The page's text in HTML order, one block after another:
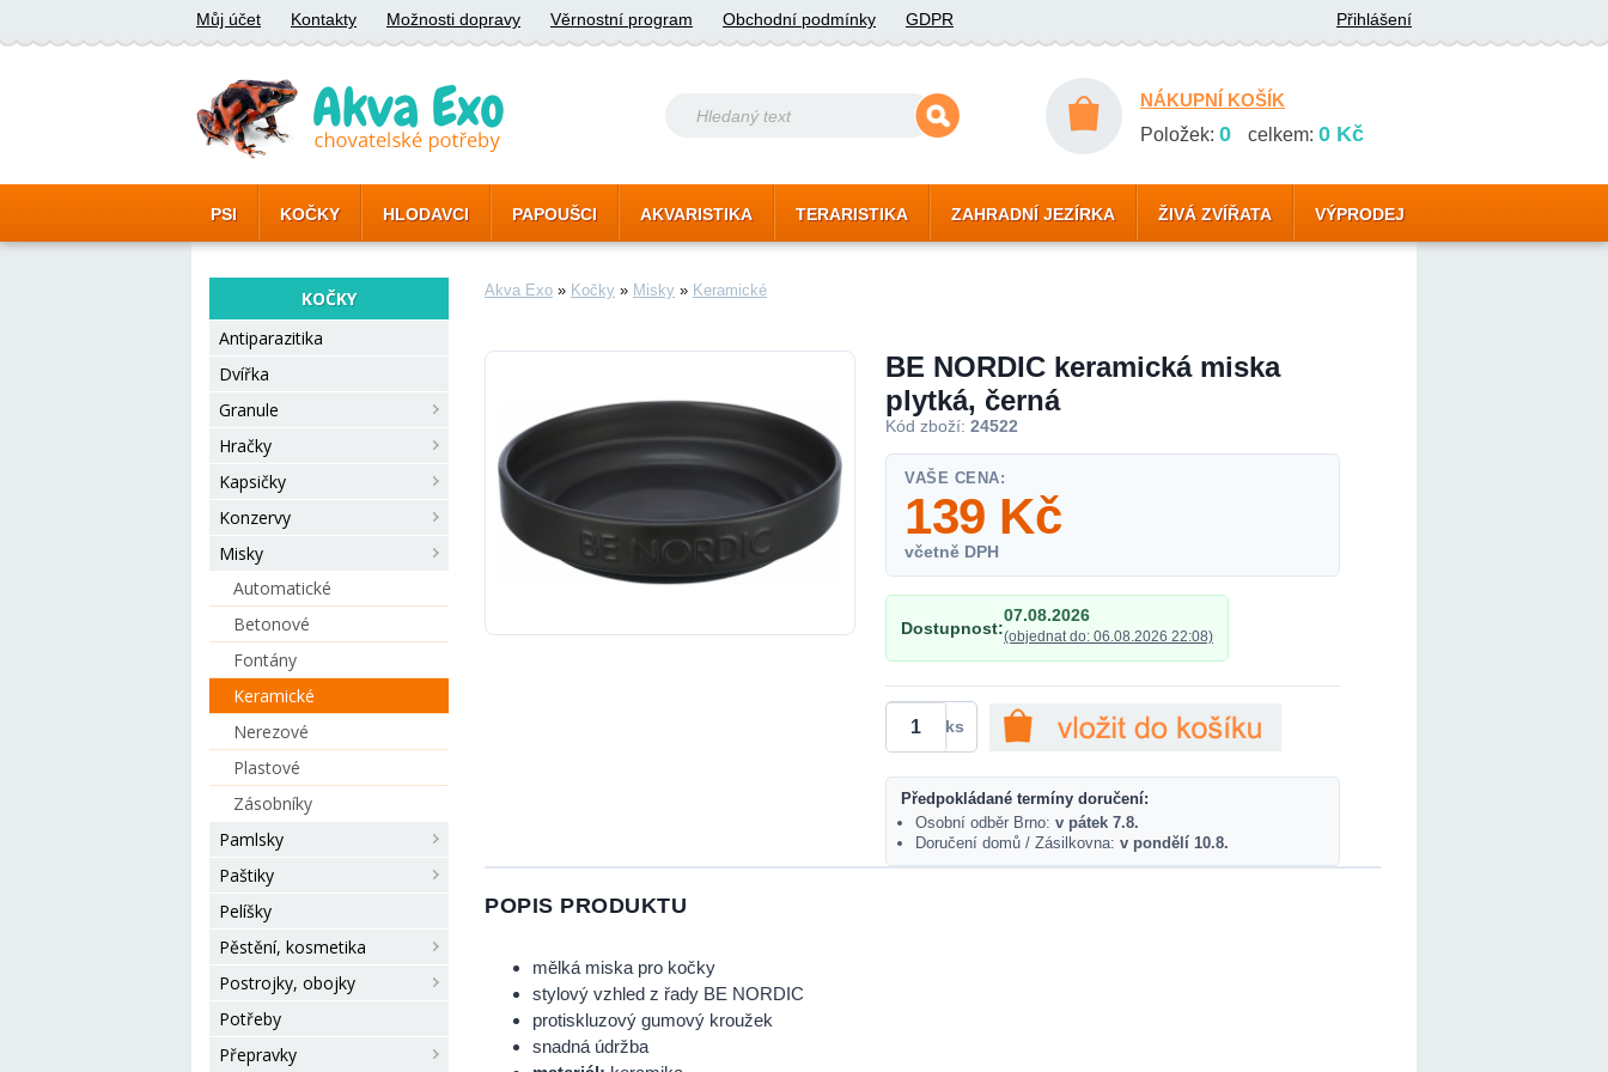
Můj účet Kontakty Možnosti dopravy Věrnostní program Obchodní podmínky GDPR Přihlášení
NÁKUPNÍ KOŠÍK
Položek: 0 celkem: 0 Kč
PSI KOČKY HLODAVCI PAPOUŠCI AKVARISTIKA TERARISTIKA ZAHRADNÍ JEZÍRKA ŽIVÁ ZVÍŘATA VÝPRODEJ
KOČKY
Antiparazitika
Dvířka
Granule
Hračky
Kapsičky
Konzervy
Misky
Automatické
Betonové
Fontány
Keramické
Nerezové
Plastové
Zásobníky
Pamlsky
Paštiky
Pelíšky
Pěstění, kosmetika
Postrojky, obojky
Potřeby
Přepravky
Akva Exo » Kočky » Misky » Keramické
BE NORDIC keramická miska
plytká, černá
Kód zboží: 24522
VAŠE CENA:
139 Kč
včetně DPH
Dostupnost:
07.08.2026
(objednat do: 06.08.2026 22:08)
ks
Předpokládané termíny doručení:
Osobní odběr Brno: v pátek 7.8.
Doručení domů / Zásilkovna: v pondělí 10.8.
POPIS PRODUKTU
mělká miska pro kočky
stylový vzhled z řady BE NORDIC
protiskluzový gumový kroužek
snadná údržba